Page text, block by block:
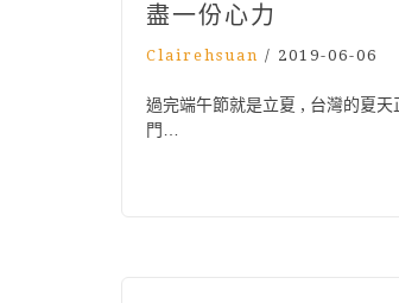
盡一份心力
Clairehsuan / 2019-06-06
過完端午節就是立夏 , 台灣的夏
門…